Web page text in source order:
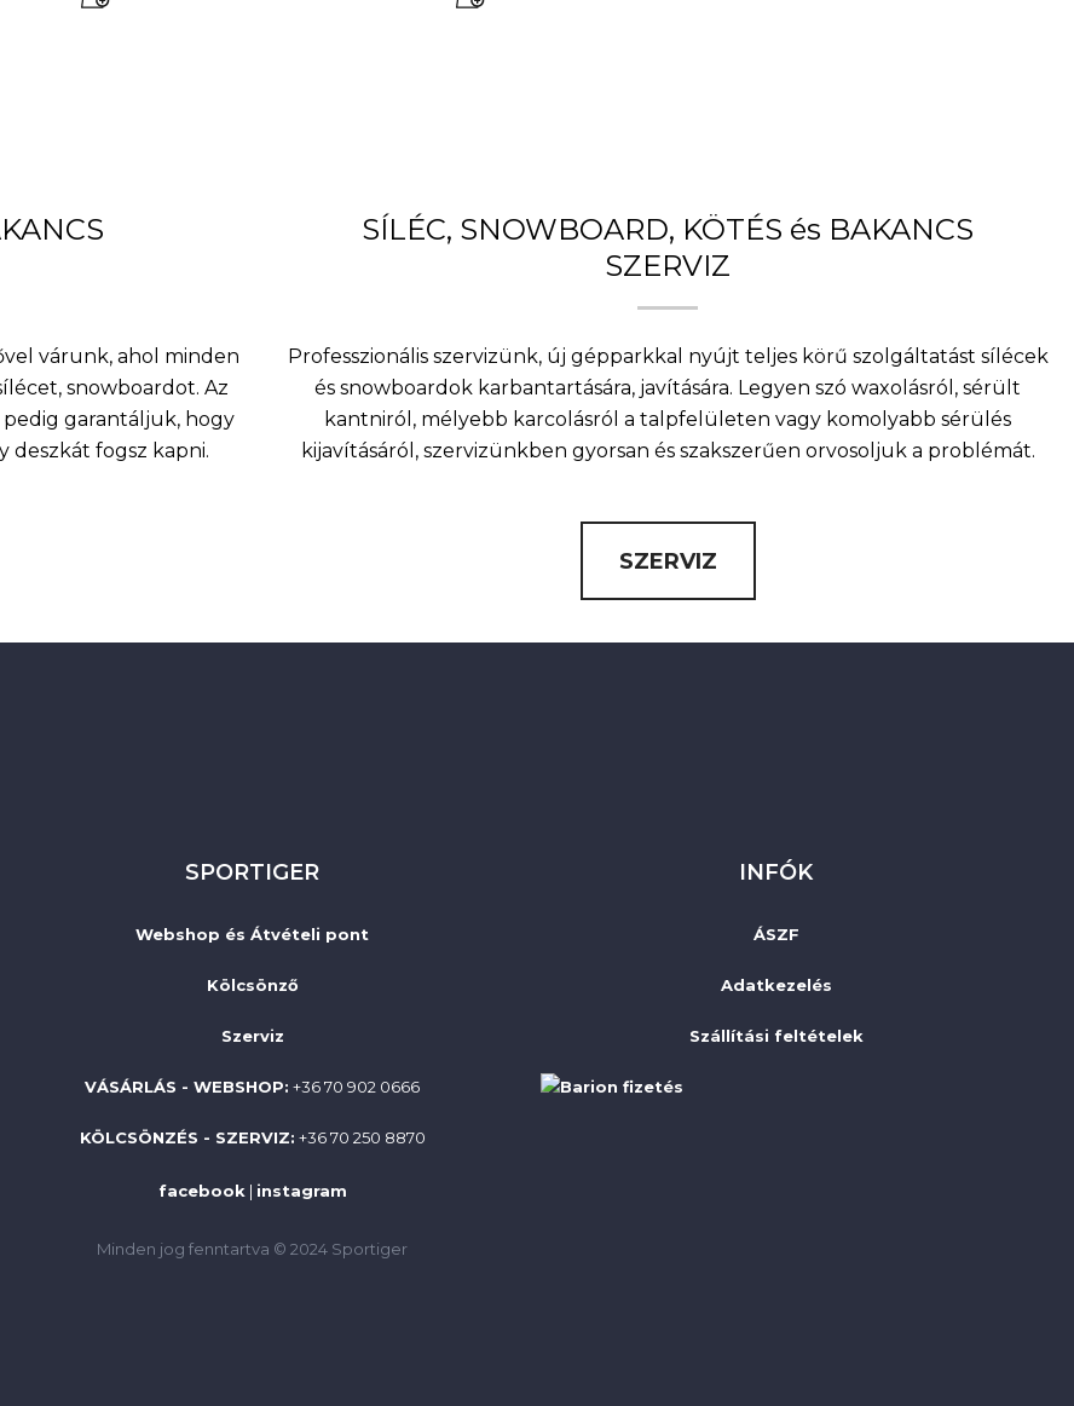
várunk, ahol minden
snowboardot. Az
pedig garantáljuk, hogy
deszkát fogsz kapni.
SÍLÉC, SNOWBOARD, KÖTÉS és BAKANCS
SZERVIZ
Professzionális szervizünk, új gépparkkal nyújt teljes körű szolgáltatást sílécek
és snowboardok karbantartására, javítására. Legyen szó waxolásról, sérült
kantniról, mélyebb karcolásról a talpfelületen vagy komolyabb sérülés
kijavításáról, szervizünkben gyorsan és szakszerűen orvosoljuk a problémát.
SZERVIZ
SPORTIGER
Webshop és Átvételi pont
Kölcsönző
Szerviz
VÁSÁRLÁS - WEBSHOP: +36 70 902 0666
KÖLCSÖNZÉS - SZERVIZ: +36 70 250 8870
INFÓK
ÁSZF
Adatkezelés
Szállítási feltételek
facebook | instagram
Minden jog fenntartva © 2024 Sportiger